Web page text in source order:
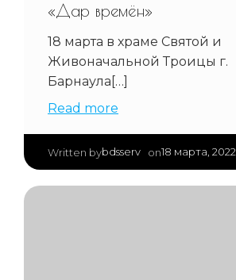
«Дар времён»
18 марта в храме Святой и
Живоначальной Троицы г.
Барнаула[…]
Read more
Written bybdsserv on18 марта, 2022